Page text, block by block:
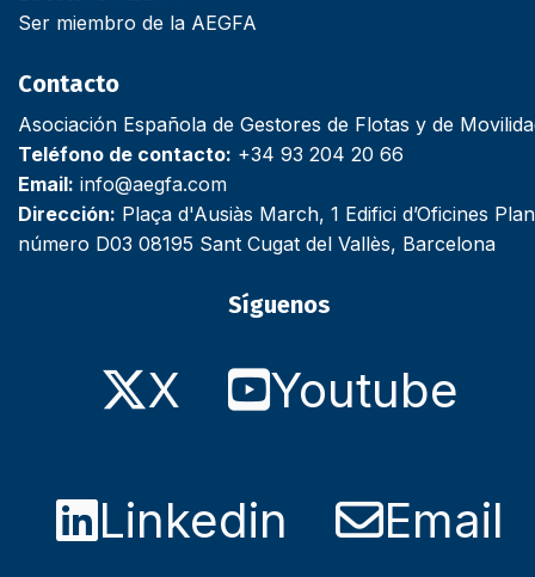
Ser miembro de la AEGFA
Contacto
Asociación Española de Gestores de Flotas y de
Teléfono de contacto: +34 93 204 20 66
Email: info@aegfa.com
Dirección: Plaça d'Ausiàs March, 1 Edifici d’Oficines
número D03 08195 Sant Cugat del Vallès, Barcelona
Síguenos
X Youtube
Linkedin Email